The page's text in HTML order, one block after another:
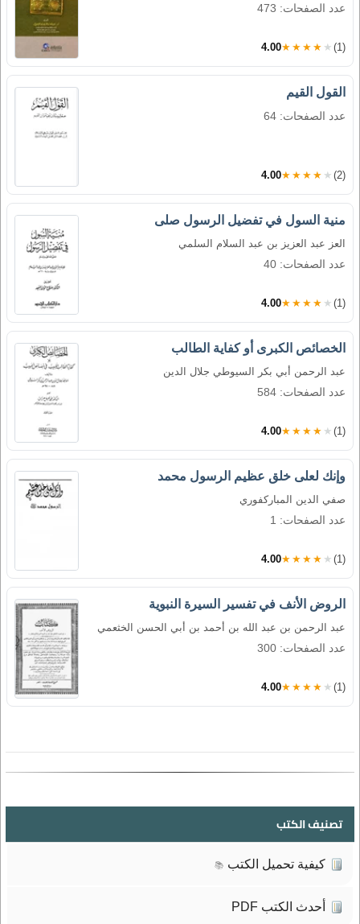
عدد الصفحات: 473
4.00★★★★★ (1)
القول القيم
عدد الصفحات: 64
4.00★★★★★ (2)
منية السول في تفضيل الرسول صلى
العز عبد العزيز بن عبد السلام السلمي
عدد الصفحات: 40
4.00★★★★★ (1)
الخصائص الكبرى أو كفاية الطالب
عبد الرحمن أبي بكر السيوطي جلال الدين
عدد الصفحات: 584
4.00★★★★★ (1)
وإنك لعلى خلق عظيم الرسول محمد
صفي الدين المباركفوري
عدد الصفحات: 1
4.00★★★★★ (1)
الروض الأنف في تفسير السيرة النبوية
عبد الرحمن بن عبد الله بن أحمد بن أبي الحسن الخثعمي
عدد الصفحات: 300
4.00★★★★★ (1)
تصنيف الكتب
كيفية تحميل الكتب 📚
أحدث الكتب PDF